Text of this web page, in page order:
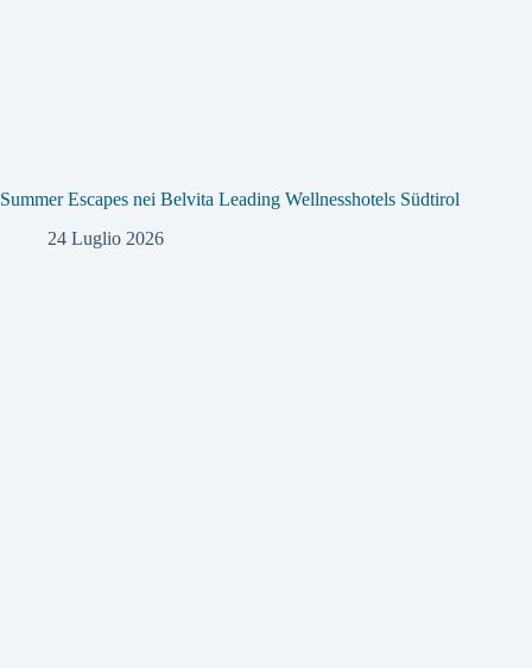
Summer Escapes nei Belvita Leading Wellnesshotels Südtirol
24 Luglio 2026